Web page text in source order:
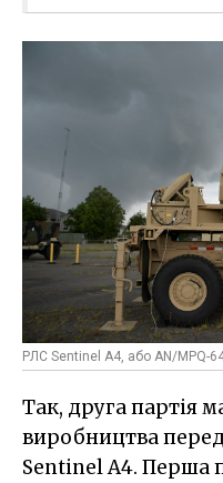
РЛС Sentinel A4, або AN/MPQ-
Так, друга партія
виробництва
Sentinel A4. Перша